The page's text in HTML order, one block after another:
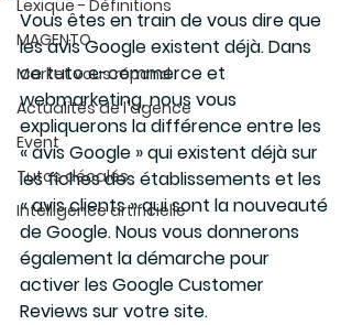
Lexique - Définitions
MAGENTO
Market vous répond
Actualités de l'agence
Event
Tutos décalés
Intelligence artificielle
Vous êtes en train de vous dire que
les avis Google existent déjà. Dans
ce tuto e-commerce et
webmarketing, nous vous
expliquerons la différence entre les
« avis Google » qui existent déjà sur
les fiches des établissements et les
« avis clients » qui sont la nouveauté
de Google. Nous vous donnerons
également la démarche pour
activer les Google Customer
Reviews sur votre site.